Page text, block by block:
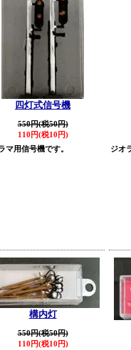
四灯式信号機
550円(税50円)
110円(税10円)
マ用信号機です。
ジオ
構内灯
550円(税50円)
110円(税10円)